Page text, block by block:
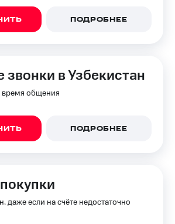
ПОДРОБНЕЕ
в Узбекистан
общения
ПОДРОБНЕЕ
даже если на счёте недостаточно